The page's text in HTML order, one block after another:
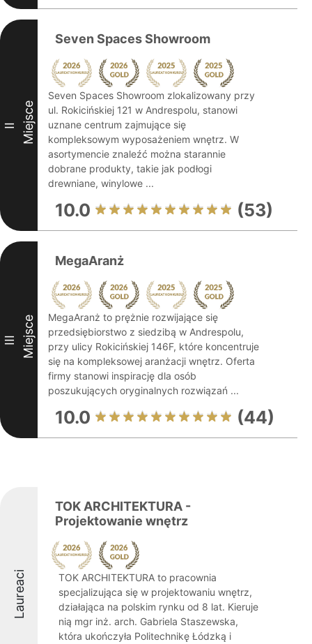
II Miejsce
Seven Spaces Showroom
Seven Spaces Showroom zlokalizowany przy
ul. Rokicińskiej 121 w Andrespolu, stanowi
uznane centrum zajmujące się
kompleksowym wyposażeniem wnętrz. W
asortymencie znaleźć można starannie
dobrane produkty, takie jak podłogi
drewniane, winylowe ...
10.0 (53)
III Miejsce
MegaAranż
MegaAranż to prężnie rozwijające się
przedsiębiorstwo z siedzibą w Andrespolu,
przy ulicy Rokicińskiej 146F, które koncentruje
się na kompleksowej aranżacji wnętrz. Oferta
firmy stanowi inspirację dla osób
poszukujących oryginalnych rozwiązań ...
10.0 (44)
Laureaci
TOK ARCHITEKTURA -
Projektowanie wnętrz
TOK ARCHITEKTURA to pracownia
specjalizująca się w projektowaniu wnętrz,
działająca na polskim rynku od 8 lat. Kieruje
nią mgr inż. arch. Gabriela Staszewska,
która ukończyła Politechnikę Łódzką i